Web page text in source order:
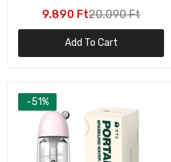
9.890 Ft20.090 Ft
Add To Cart
-51%